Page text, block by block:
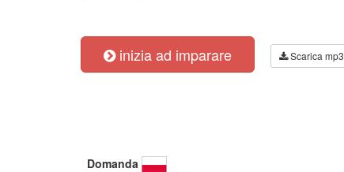
inizia ad imparare Scarica mp3
Domanda